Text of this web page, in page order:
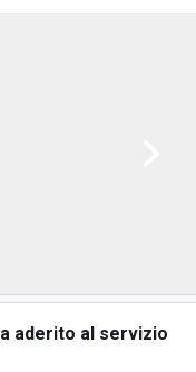
aderito al servizio